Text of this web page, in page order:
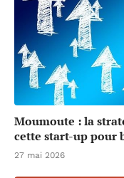
Moumoute : la
cette start-up pour
27 mai 2026